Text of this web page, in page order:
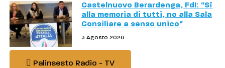
Castelnuovo Berardenga, FdI: "Sì
alla memoria di tutti, no alla Sala
Consiliare a senso unico"
3 Agosto 2026
Palinsesto Radio - TV